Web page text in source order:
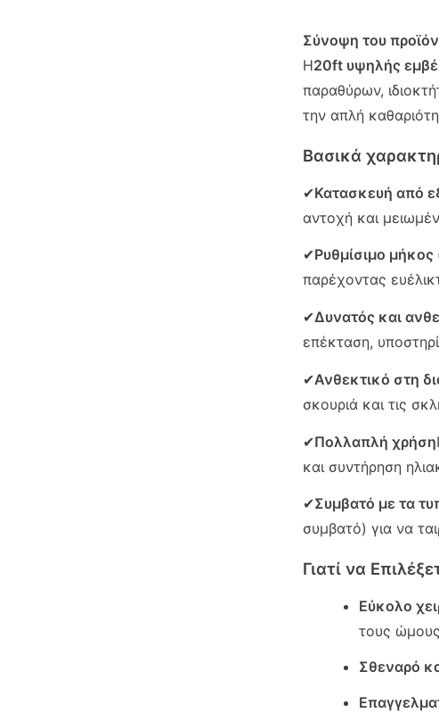
Σύνοψη του
Η20ft υψηλής
παραθύρων,
την απλή
Βασικά
✔Κατασκευή από
αντοχή και
✔Ρυθμίσιμο
παρέχοντας
✔Δυνατός και
επέκταση,
✔Ανθεκτικό στη
σκουριά και τις
✔Πολλαπλή χρήση
και συντήρηση
✔Συμβατό με τα
συμβατό) για να
Γιατί να
Εύκολο
τους
Σθεναρό